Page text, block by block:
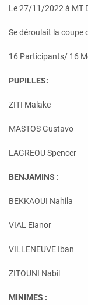
Le 27/11/2022 à MT
Se déroulait la coupe
16 Participants/ 16
PUPILLES:
ZITI Malake
MASTOS
LAGREOU
BENJAMINS :
BEKKAOUI
VIAL Elanor
VILLENEUVE
ZITOUNI Nabil
MINIMES :